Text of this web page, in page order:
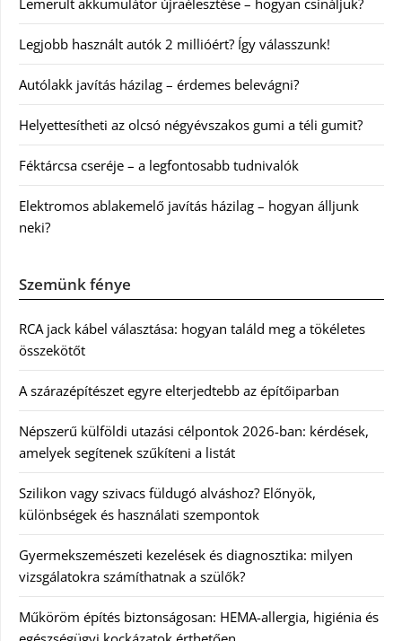
Lemerült akkumulátor újraélesztése – hogyan csináljuk?
Legjobb használt autók 2 millióért? Így válasszunk!
Autólakk javítás házilag – érdemes belevágni?
Helyettesítheti az olcsó négyévszakos gumi a téli gumit?
Féktárcsa cseréje – a legfontosabb tudnivalók
Elektromos ablakemelő javítás házilag – hogyan álljunk
neki?
Szemünk fénye
RCA jack kábel választása: hogyan találd meg a tökéletes
összekötőt
A szárazépítészet egyre elterjedtebb az építőiparban
Népszerű külföldi utazási célpontok 2026-ban: kérdések,
amelyek segítenek szűkíteni a listát
Szilikon vagy szivacs füldugó alváshoz? Előnyök,
különbségek és használati szempontok
Gyermekszemészeti kezelések és diagnosztika: milyen
vizsgálatokra számíthatnak a szülők?
Műköröm építés biztonságosan: HEMA-allergia, higiénia és